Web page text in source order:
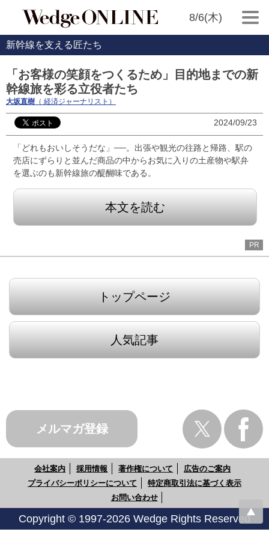
8/6(木)
新幹線を支える匠たち
「お客様の笑顔をつくるため」目的地までの新
幹線旅を彩る立役者たち
大坂直樹 （ 経済ジャーナリスト）
2024/09/23
「どれもおいしそうだな」──。出張や観光の往路と帰路、駅の
売店にずらりと並んだ商品の中からお気に入りの土産物や駅弁
を選ぶのも新幹線旅の醍醐味である。
本文を読む
PR
トップページ
人気記事
メルマガ登録
会社案内 採用情報 著作権について
広告のご案内
プライバシーポリシーについて
特定商取引法に基づく表示
お問い合わせ
Copyright © 1997-2026 Wedge Rights Reserved